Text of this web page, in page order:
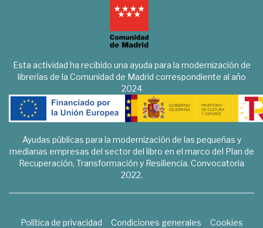
Esta actividad ha recibido una ayuda para la modernización de
librerías de la Comunidad de Madrid correspondiente al año
2024
Ayudas públicas para la modernización de las pequeñas y
medianas empresas del sector del libro en el marco del Plan de
Recuperación, Transformación y Resiliencia. Convocatoria
2022.
Política de privacidad Condiciones generales
Cookies